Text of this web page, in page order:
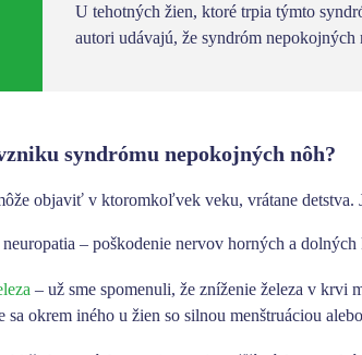
U tehotných žien, ktoré trpia týmto
autori udávajú, že syndróm
syndrómu nepokojných nôh?
objaviť v ktoromkoľvek veku, vrátane
– poškodenie nervov horných a
– už sme spomenuli, že zníženie železa v
sa okrem iného u žien so silnou menštruáciou